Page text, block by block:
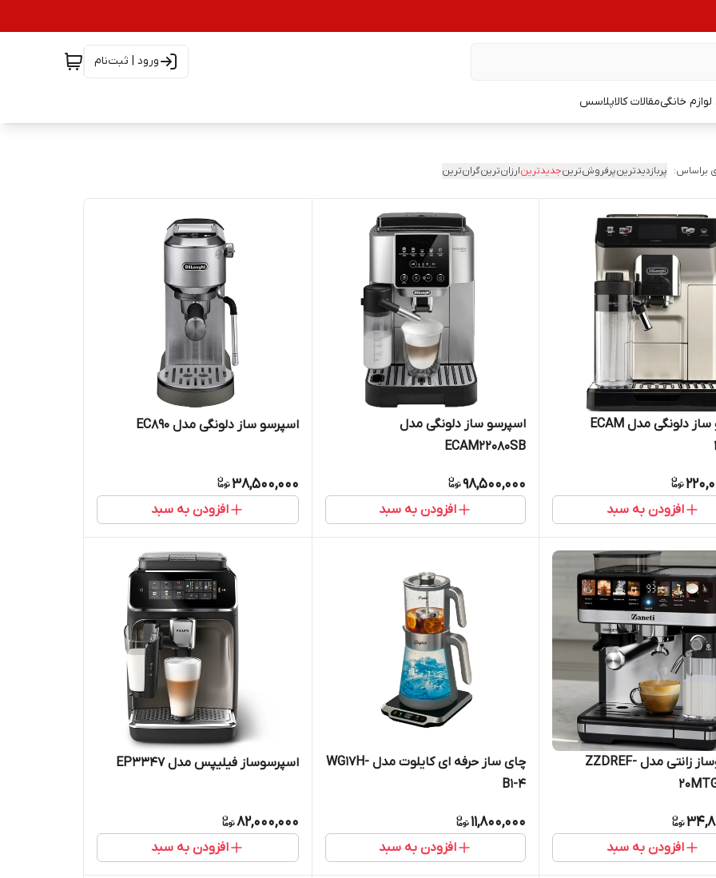
ورود | ثبت‌نام
خانگیمقالات کالاپلاسس
براساس: پربازدیدترینپرفروش‌ترینجدیدترینارزان‌ترینگران‌ترین
اسپرسو ساز دلونگی مدل ECAM
افزودن به سبد
اسپرسو ساز دلونگی مدل
ECAM22080SB
98,500,000
افزودن به سبد
اسپرسو ساز دلونگی مدل EC890
38,500,000
افزودن به سبد
اسپرسوساز زانتی مدل ZZDREF-
افزودن به سبد
چای ساز حرفه ای کایلوت مدل WG17H-
B1-4
11,800,000
افزودن به سبد
اسپرسوساز فیلیپس مدل EP3347
82,000,000
افزودن به سبد